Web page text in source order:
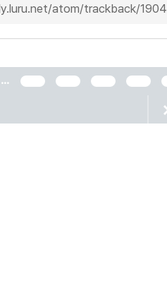
atom/trackback/1904
...